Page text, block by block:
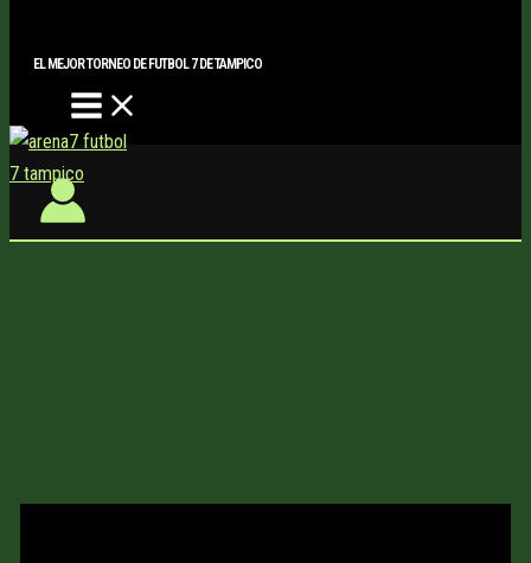
EL MEJOR TORNEO DE FUTBOL 7 DE TAMPICO